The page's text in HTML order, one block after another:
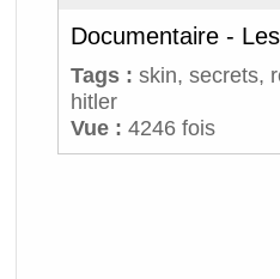
Documentaire -
Tags : skin, secrets,
hitler
Vue : 4246 fois